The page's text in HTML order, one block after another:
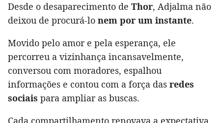
Desde o desaparecimento de Thor, Adjalma não
deixou de procurá-lo nem por um instante.
Movido pelo amor e pela esperança, ele
percorreu a vizinhança incansavelmente,
conversou com moradores, espalhou
informações e contou com a força das redes
sociais para ampliar as buscas.
Cada compartilhamento renovava a expectativa